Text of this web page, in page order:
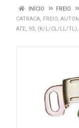
INÍCIO FREIO
CATRACA, FREIO,
ATE, 93, (K/L/CL/LL/TL),